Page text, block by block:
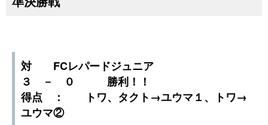
対 FCレパードジュニア
３ － ０ 勝利！！
得点 ： トワ、タクト→ユウマ１、トワ→
ユウマ②